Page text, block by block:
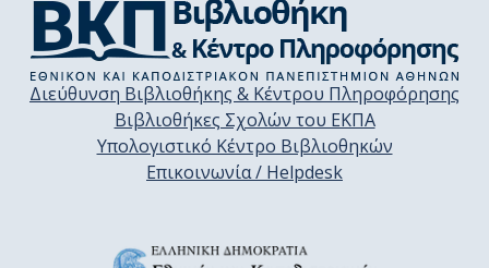
Διεύθυνση Βιβλιοθήκης & Κέντρου Πληροφόρησης
Βιβλιοθήκες Σχολών του ΕΚΠΑ
Υπολογιστικό Κέντρο Βιβλιοθηκών
Επικοινωνία / Helpdesk